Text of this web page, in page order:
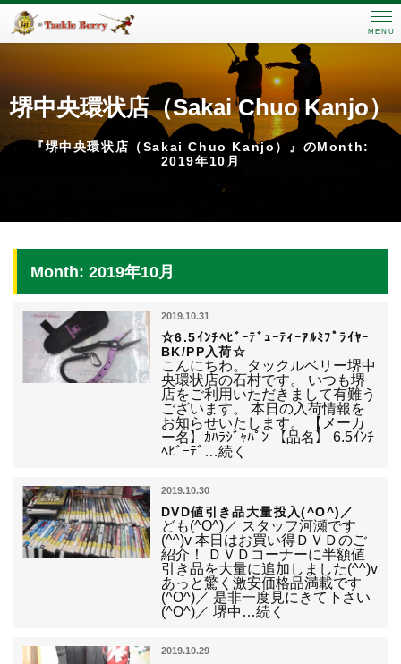
MENU
堺中央環状店（Sakai Chuo Kanjo）
『堺中央環状店（Sakai Chuo Kanjo）』のMonth:
2019年10月
Month: 2019年10月
2019.10.31
☆6.5ｲﾝﾁﾍﾋﾞｰﾃﾞｭｰﾃｨｰｱﾙﾐﾌﾟﾗｲﾔｰ
BK/PP入荷☆
こんにちわ。タックルベリー堺中
央環状店の石村です。 いつも堺
店をご利用いただきまして有難う
ございます。 本日の入荷情報を
お知らせいたします。 【メーカ
ー名】ｶﾊﾗｼﾞｬﾊﾟﾝ 【品名】 6.5ｲﾝﾁ
ﾍﾋﾞｰﾃﾞ…続く
2019.10.30
DVD値引き品大量投入(^O^)／
ども(^O^)／ スタッフ河瀬です
(^^)v 本日はお買い得ＤＶＤのご
紹介！ ＤＶＤコーナーに半額値
引き品を大量に追加しました(^^)v
あっと驚く激安価格品満載です
(^O^)／ 是非一度見にきて下さい
(^O^)／ 堺中…続く
2019.10.29